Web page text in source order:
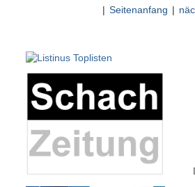
| Seitenanfang |